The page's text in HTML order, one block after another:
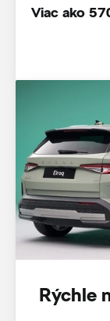
Viac ako
Rýchle